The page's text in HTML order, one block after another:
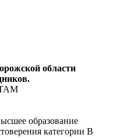
области
образование
категории В